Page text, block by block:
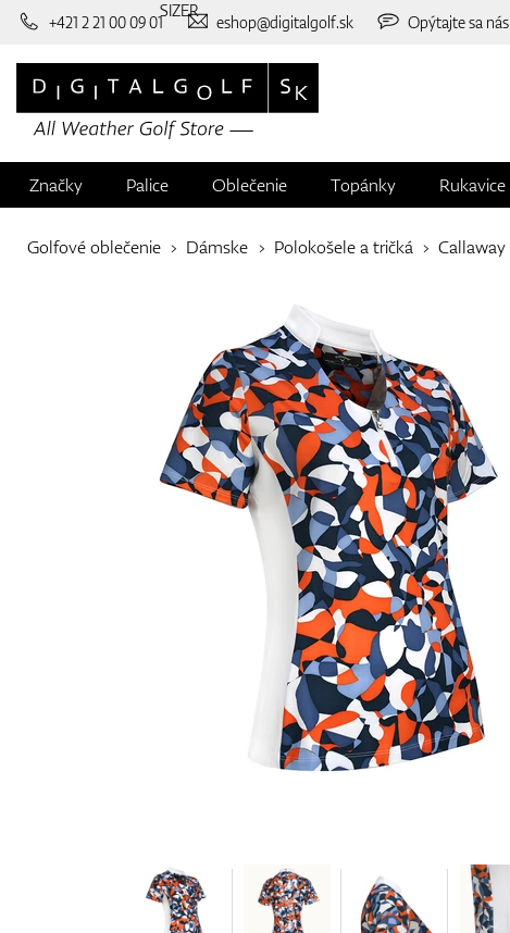
+421 2 21 00 09 01 eshop@digitalgolf.sk Opýtajte sa nás
Značky Palice Oblečenie Topánky Rukavice
Golfové oblečenie Dámske Polokošele a tričká Callaway
SIZER